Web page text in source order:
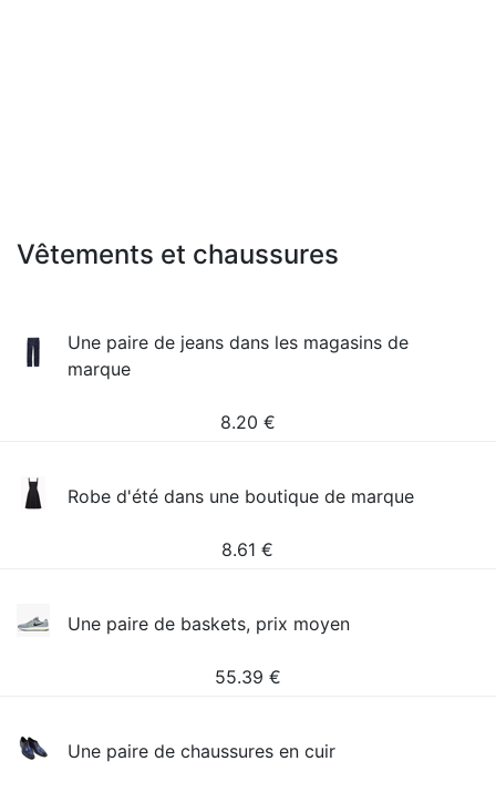
Vêtements et chaussures
Une paire de jeans dans les magasins de
marque
8.20 €
Robe d'été dans une boutique de marque
8.61 €
Une paire de baskets, prix moyen
55.39 €
Une paire de chaussures en cuir